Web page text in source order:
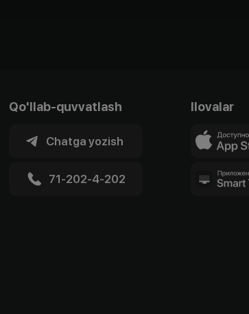
Qo'llab-quvvatlash
Chatga yozish
71-202-4-202
Ilovalar